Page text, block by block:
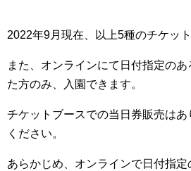
2022年9月現在、以上5種のチケッ
また、オンラインにて日付指定の
た方のみ、入園できます。
チケットブースでの当日券販売は
ください。
あらかじめ、オンラインで日付指